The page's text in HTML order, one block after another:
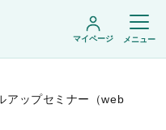
マイページ メニュー
アップセミナー（web